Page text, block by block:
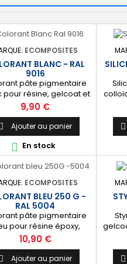
ECOMPOSITES
BLANC - RAL
9016
pâte pigmentaire
pour résine, gelcoat et
polyester (non
époxy). [Blanc] :
9016 facile à mélanger.
Prix
9,90 €
 Ajouter au panier
 En stock

ECOMPOSITES
BLEU 250 G -
RAL 5004
pâte pigmentaire
pour résine époxy,
polyester, gelcoat et
[Bleu] : RAL 5004
facile à mélanger.
Prix
10,90 €
 Ajouter au panier 